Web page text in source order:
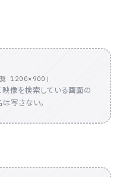
）
映像を検索している画面の
写さない。